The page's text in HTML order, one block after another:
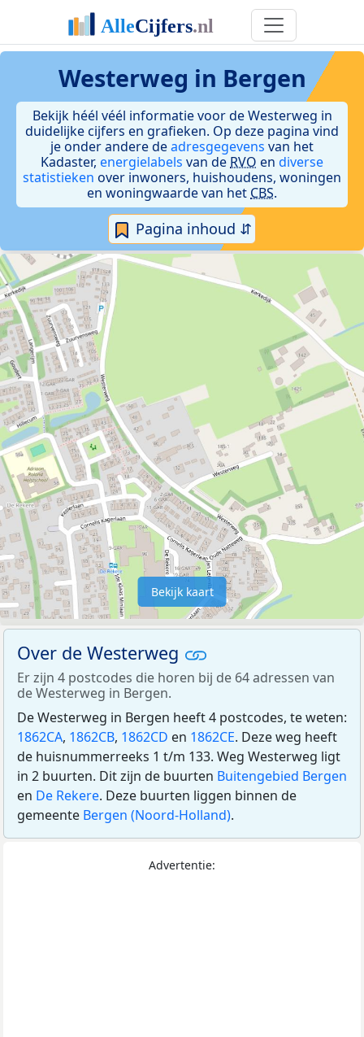
Westerweg in Bergen
Bekijk héél véél informatie voor de Westerweg in
duidelijke cijfers en grafieken. Op deze pagina vind
je onder andere deadresgegevens van het
Kadaster, energielabels van de RVO en diverse
statistieken over inwoners, huishoudens, woningen
en woningwaarde van het CBS.
Pagina inhoud ⇵
Bekijk kaart
Over de Westerweg
Er zijn 4 postcodes die horen bij de 64 adressen van
de Westerweg in Bergen.
De Westerweg in Bergen heeft 4 postcodes, te weten:
1862CA, 1862CB, 1862CD en 1862CE. Deze weg heeft
de huisnummerreeks 1 t/m 133. Weg Westerweg ligt
in 2 buurten. Dit zijn de buurten Buitengebied Bergen
en De Rekere. Deze buurten liggen binnen de
gemeente Bergen (Noord-Holland).
Advertentie: